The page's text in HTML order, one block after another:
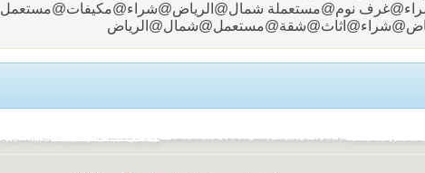
نوم@مستعملة شمال@الرياض@شراء@مكيفات@مستعمل